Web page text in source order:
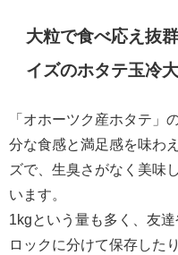
大粒で食べ応え抜
イズのホタテ玉冷
「オホーツク産ホタテ」
分な食感と満足感を味わ
ズで、生臭さがなく美味
います。
1kgという量も多く、友
ロックに分けて保存した